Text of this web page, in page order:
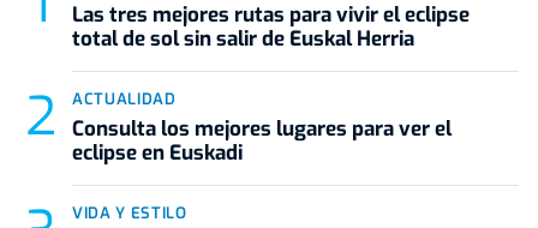
Las tres mejores rutas para vivir el eclipse
total de sol sin salir de Euskal Herria
ACTUALIDAD
Consulta los mejores lugares para ver el
eclipse en Euskadi
VIDA Y ESTILO